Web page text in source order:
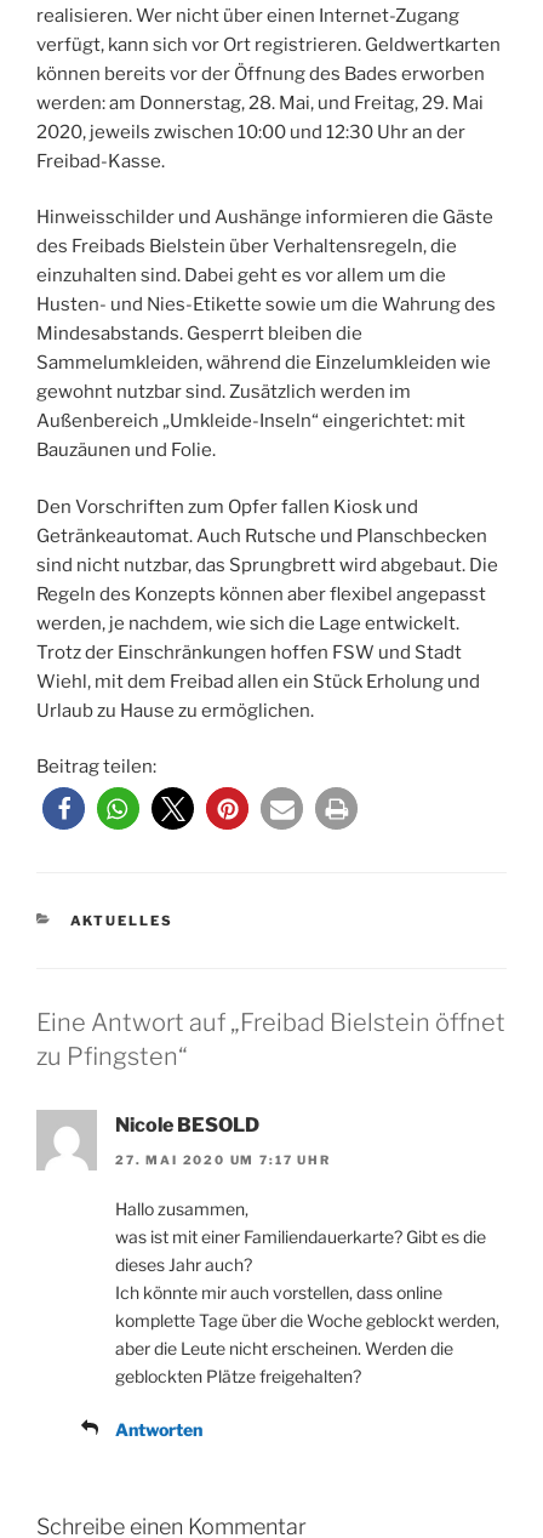
realisieren. Wer nicht über einen Internet-Zugang
verfügt, kann sich vor Ort registrieren. Geldwertkarten
können bereits vor der Öffnung des Bades erworben
werden: am Donnerstag, 28. Mai, und Freitag, 29. Mai
2020, jeweils zwischen 10:00 und 12:30 Uhr an der
Freibad-Kasse.
Hinweisschilder und Aushänge informieren die Gäste
des Freibads Bielstein über Verhaltensregeln, die
einzuhalten sind. Dabei geht es vor allem um die
Husten- und Nies-Etikette sowie um die Wahrung des
Mindesabstands. Gesperrt bleiben die
Sammelumkleiden, während die Einzelumkleiden wie
gewohnt nutzbar sind. Zusätzlich werden im
Außenbereich „Umkleide-Inseln“ eingerichtet: mit
Bauzäunen und Folie.
Den Vorschriften zum Opfer fallen Kiosk und
Getränkeautomat. Auch Rutsche und Planschbecken
sind nicht nutzbar, das Sprungbrett wird abgebaut. Die
Regeln des Konzepts können aber flexibel angepasst
werden, je nachdem, wie sich die Lage entwickelt.
Trotz der Einschränkungen hoffen FSW und Stadt
Wiehl, mit dem Freibad allen ein Stück Erholung und
Urlaub zu Hause zu ermöglichen.
Beitrag teilen:
KATEGORIEN
AKTUELLES
Eine Antwort auf „Freibad Bielstein öffnet
zu Pfingsten“
Nicole BESOLD
27. MAI 2020 UM 7:17 UHR
Hallo zusammen,
was ist mit einer Familiendauerkarte? Gibt es die
dieses Jahr auch?
Ich könnte mir auch vorstellen, dass online
komplette Tage über die Woche geblockt werden,
aber die Leute nicht erscheinen. Werden die
geblockten Plätze freigehalten?
Antworten
Schreibe einen Kommentar